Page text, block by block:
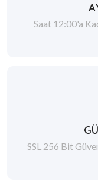
Saat 12:00'a
SSL 256 Bit